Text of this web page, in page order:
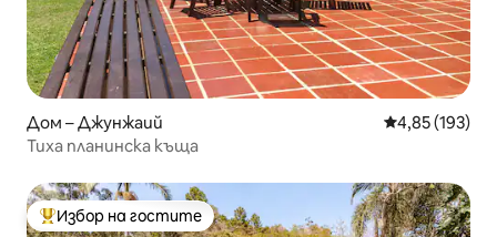
Дом – Джунжаий Средна
4,85 (193)
Тиха планинска къща
Най-популярен избор на гостите
Избор на гостите